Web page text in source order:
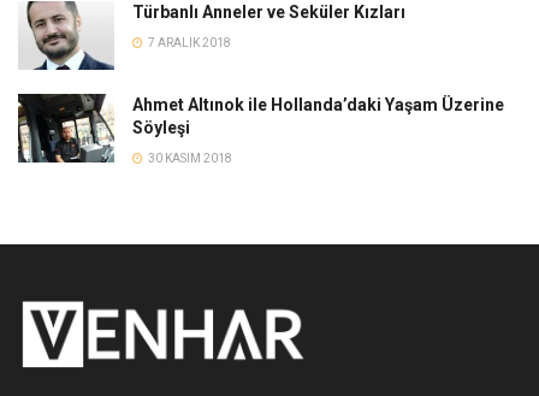
Türbanlı Anneler ve Seküler Kızları
7 ARALIK 2018
Ahmet Altınok ile Hollanda’daki Yaşam Üzerine
Söyleşi
30 KASIM 2018